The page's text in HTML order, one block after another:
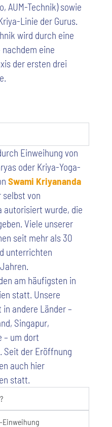
AUM-Technik) sowie
Linie der Gurus.
wird durch eine
eine
der ersten drei
Einweihung von
oder Kriya-Yoga-
Swami Kriyananda
von
autorisiert wurde, die
Viele unserer
seit mehr als 30
unterrichten
am häufigsten in
statt. Unsere
andere Länder –
Singapur,
– um dort
Seit der Eröffnung
auch hier
statt.
Einweihung